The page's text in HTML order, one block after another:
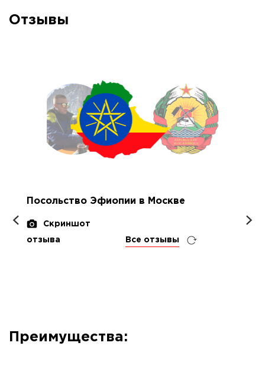
Отзывы
Посольство Эфиопии в Москве
Скриншот
отзыва Все отзывы
Преимущества: